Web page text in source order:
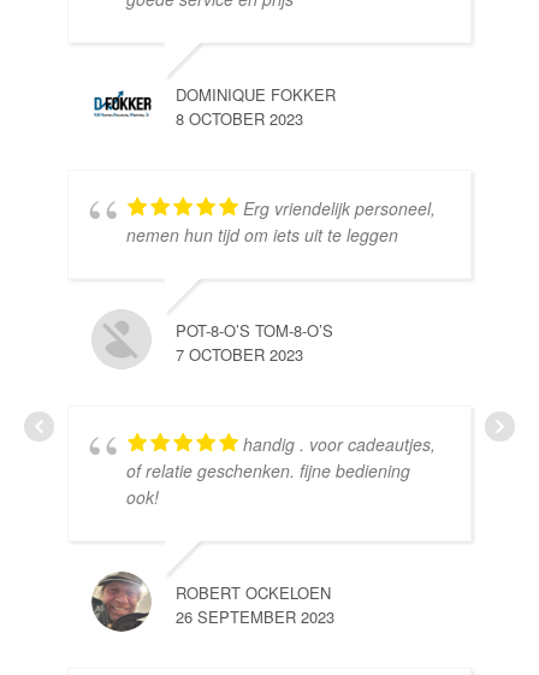
DOMINIQUE FOKKER
8 OCTOBER 2023
Erg vriendelijk personeel,
nemen hun tijd om iets uit te leggen
POT-8-O’S TOM-8-O’S
7 OCTOBER 2023
handig . voor cadeautjes,
of relatie geschenken. fijne bediening
ook!
ROBERT OCKELOEN
26 SEPTEMBER 2023